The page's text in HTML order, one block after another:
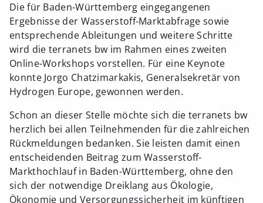
Die für Baden-Württemberg eingegangenen
Ergebnisse der Wasserstoff-Marktabfrage sowie
entsprechende Ableitungen und weitere Schritte
wird die terranets bw im Rahmen eines zweiten
Online-Workshops vorstellen. Für eine Keynote
konnte Jorgo Chatzimarkakis, Generalsekretär von
Hydrogen Europe, gewonnen werden.
Schon an dieser Stelle möchte sich die terranets bw
herzlich bei allen Teilnehmenden für die zahlreichen
Rückmeldungen bedanken. Sie leisten damit einen
entscheidenden Beitrag zum Wasserstoff-
Markthochlauf in Baden-Württemberg, ohne den
sich der notwendige Dreiklang aus Ökologie,
Ökonomie und Versorgungssicherheit im künftigen